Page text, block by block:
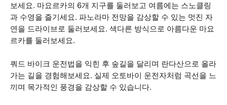
보세요. 마요르카의 6개 지구를 둘러보고 여름에는 스노클링
과 수영을 즐기세요. 파노라마 전망을 감상할 수 있는 멋진 자
연을 드라이브로 둘러보세요. 색다른 방식으로 아름다운 마요
르카를 둘러보세요.
쿼드 바이크 운전법을 익힌 후 숲길을 달리며 란다산으로 올라
가는 길을 경험해보세요. 실제 오토바이 운전자처럼 곡선을 느
끼며 목가적인 풍경을 감상할 수 있습니다.